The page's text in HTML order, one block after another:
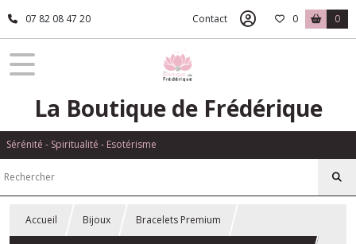
07 82 08 47 20 Contact 0 0
La Boutique de Frédérique
Sérénité - Spiritualité - Esotérisme
Accueil Bijoux Bracelets Premium